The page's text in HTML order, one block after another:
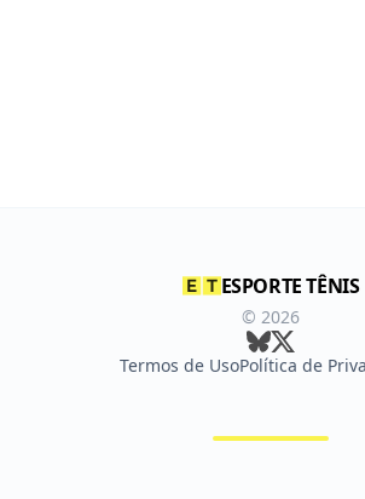
ESPORTE TÊNIS
© 2026
Termos de UsoPolítica de